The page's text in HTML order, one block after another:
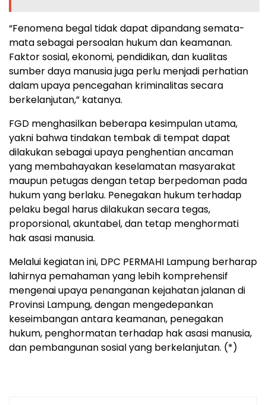
“Fenomena begal tidak dapat dipandang semata-
mata sebagai persoalan hukum dan keamanan.
Faktor sosial, ekonomi, pendidikan, dan kualitas
sumber daya manusia juga perlu menjadi perhatian
dalam upaya pencegahan kriminalitas secara
berkelanjutan,” katanya.
FGD menghasilkan beberapa kesimpulan utama,
yakni bahwa tindakan tembak di tempat dapat
dilakukan sebagai upaya penghentian ancaman
yang membahayakan keselamatan masyarakat
maupun petugas dengan tetap berpedoman pada
hukum yang berlaku. Penegakan hukum terhadap
pelaku begal harus dilakukan secara tegas,
proporsional, akuntabel, dan tetap menghormati
hak asasi manusia.
Melalui kegiatan ini, DPC PERMAHI Lampung berharap
lahirnya pemahaman yang lebih komprehensif
mengenai upaya penanganan kejahatan jalanan di
Provinsi Lampung, dengan mengedepankan
keseimbangan antara keamanan, penegakan
hukum, penghormatan terhadap hak asasi manusia,
dan pembangunan sosial yang berkelanjutan. (*)